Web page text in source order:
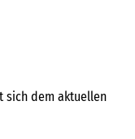
sich dem aktuellen